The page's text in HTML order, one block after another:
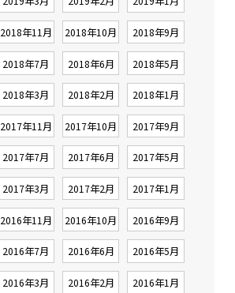
2018年11月 2018年10月 2018年9月
2018年7月 2018年6月 2018年5月
2018年3月 2018年2月 2018年1月
2017年11月 2017年10月 2017年9月
2017年7月 2017年6月 2017年5月
2017年3月 2017年2月 2017年1月
2016年11月 2016年10月 2016年9月
2016年7月 2016年6月 2016年5月
2016年3月 2016年2月 2016年1月